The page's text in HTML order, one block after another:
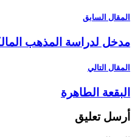
السابق
لدراسة المذهب المالكي..
التالي
الطاهرة
تعليق